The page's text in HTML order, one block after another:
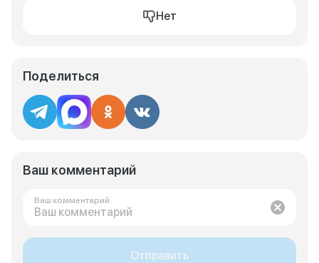
Нет
Поделиться
Ваш комментарий
Ваш комментарий
Отправить